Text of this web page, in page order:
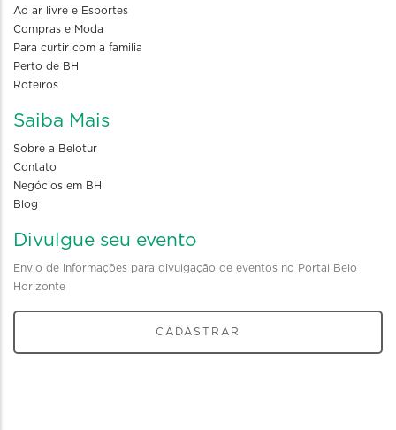
Ao ar livre e Esportes
Compras e Moda
Para curtir com a familia
Perto de BH
Roteiros
Saiba Mais
Sobre a Belotur
Contato
Negócios em BH
Blog
Divulgue seu evento
Envio de informações para divulgação de eventos no Portal Belo
Horizonte
CADASTRAR